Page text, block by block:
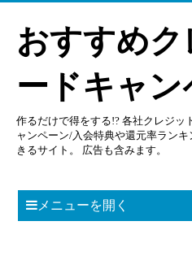
おすすめ
ードキャン
作るだけで得をする!? 各社クレジッ
ャンペーン/入会特典や還元率ラン
きるサイト。 広告も含みます。
メニューを開く